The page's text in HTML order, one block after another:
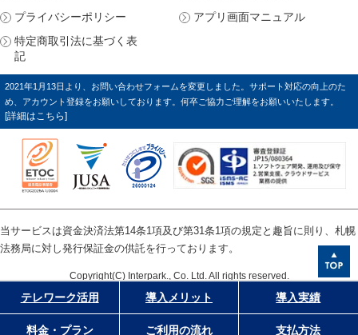
テレワーク活用 導入メリット 導入実績
料金・プラン ご利用の流れ 支払方法
プライバシーポリシー
特定商取引法に基づく表
記
アプリ画面マニュアル
2021年1月13日より、お問い合わせフォームを変更しました。サポート対応の向上のた
め、アカウント登録をお願いしております。何卒ご協力ご理解をお願いいたします。
[詳細はこちら]
当サービスは資金決済法第14条1項及び第31条1項の規定と趣旨に則り、札幌
法務局に対し発行保証金の供託を行っております。
Copyright(C) Interpark., Co. Ltd. All rights reserved.